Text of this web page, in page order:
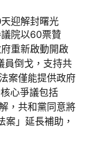
迎解封曙光
院以60票贊
重新啟動開啟
員倒戈，支持共
案僅能提供政府
心爭議包括
，共和黨同意將
」延長補助，